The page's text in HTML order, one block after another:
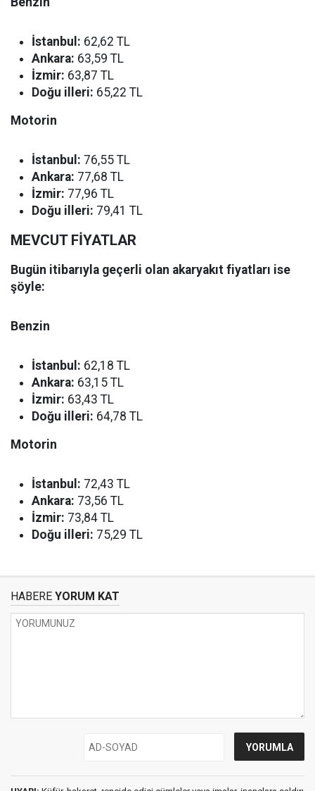
İstanbul: 62,62 TL
Ankara: 63,59 TL
İzmir: 63,87 TL
Doğu illeri: 65,22 TL
Motorin
İstanbul: 76,55 TL
Ankara: 77,68 TL
İzmir: 77,96 TL
Doğu illeri: 79,41 TL
MEVCUT FİYATLAR
Bugün itibarıyla geçerli olan akaryakıt fiyatları ise
şöyle:
Benzin
İstanbul: 62,18 TL
Ankara: 63,15 TL
İzmir: 63,43 TL
Doğu illeri: 64,78 TL
Motorin
İstanbul: 72,43 TL
Ankara: 73,56 TL
İzmir: 73,84 TL
Doğu illeri: 75,29 TL
HABERE YORUM KAT